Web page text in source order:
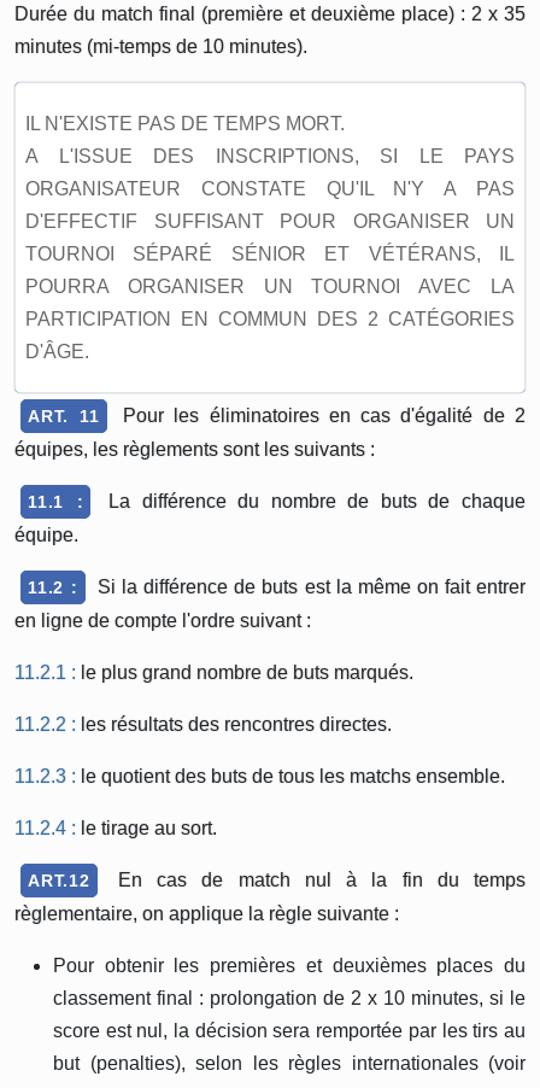
Durée du match final (première et deuxième place) : 2 x 35
minutes (mi-temps de 10 minutes).
IL N'EXISTE PAS DE TEMPS MORT.
A L'ISSUE DES INSCRIPTIONS, SI LE PAYS
ORGANISATEUR CONSTATE QU'IL N'Y A PAS
D'EFFECTIF SUFFISANT POUR ORGANISER UN
TOURNOI SÉPARÉ SÉNIOR ET VÉTÉRANS, IL
POURRA ORGANISER UN TOURNOI AVEC LA
PARTICIPATION EN COMMUN DES 2 CATÉGORIES
D'ÂGE.
ART. 11
Pour les éliminatoires en cas d'égalité de 2
équipes, les règlements sont les suivants :
11.1 :
La différence du nombre de buts de chaque
équipe.
11.2 :
Si la différence de buts est la même on fait entrer
en ligne de compte l'ordre suivant :
11.2.1 : le plus grand nombre de buts marqués.
11.2.2 : les résultats des rencontres directes.
11.2.3 : le quotient des buts de tous les matchs ensemble.
11.2.4 : le tirage au sort.
ART.12
En cas de match nul à la fin du temps
règlementaire, on applique la règle suivante :
Pour obtenir les premières et deuxièmes places du
classement final : prolongation de 2 x 10 minutes, si le
score est nul, la décision sera remportée par les tirs au
but (penalties), selon les règles internationales (voir